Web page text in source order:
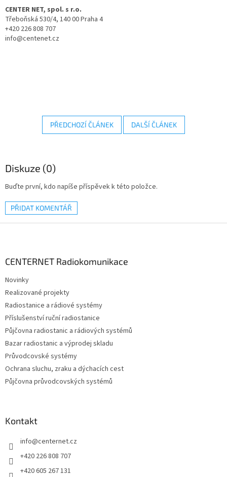
CENTER NET, spol. s r.o.
Třeboňská 530/4, 140 00 Praha 4
+420 226 808 707
info@centenet.cz
PŘEDCHOZÍ ČLÁNEK DALŠÍ ČLÁNEK
Diskuze (0)
Buďte první, kdo napíše příspěvek k této položce.
PŘIDAT KOMENTÁŘ
CENTERNET Radiokomunikace
Novinky
Realizované projekty
Radiostanice a rádiové systémy
Příslušenství ruční radiostanice
Půjčovna radiostanic a rádiových systémů
Bazar radiostanic a výprodej skladu
Průvodcovské systémy
Ochrana sluchu, zraku a dýchacích cest
Půjčovna průvodcovských systémů
Kontakt
info@centernet.cz
+420 226 808 707
+420 605 267 131